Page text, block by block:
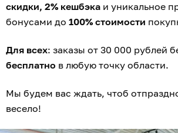
скидки, 2% кешбэка и уникальное
бонусами до 100% стоимости
Для всех: заказы от 30 000 рублей
бесплатно в любую точку области.
Мы будем вас ждать, чтоб
весело!